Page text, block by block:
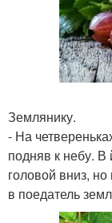
Землянику.
- На
подняв к небу. В
головой вниз,
в поедатель